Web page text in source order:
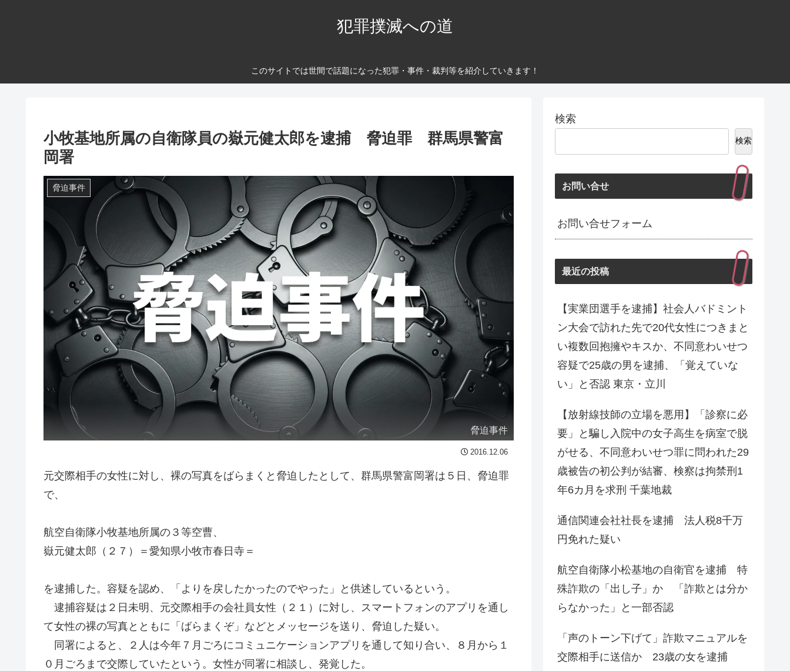
犯罪撲滅への道
このサイトでは世間で話題になった犯罪・事件・裁判等を紹介していきます！
小牧基地所属の自衛隊員の嶽元健太郎を逮捕 脅迫罪 群馬県警富
岡署
脅迫事件
脅迫事件
2016.12.06
元交際相手の女性に対し、裸の写真をばらまくと脅迫したとして、群馬県警富岡署は５日、脅迫罪
で、
航空自衛隊小牧基地所属の３等空曹、
嶽元健太郎（２７）＝愛知県小牧市春日寺＝
を逮捕した。容疑を認め、「よりを戻したかったのでやった」と供述しているという。
逮捕容疑は２日未明、元交際相手の会社員女性（２１）に対し、スマートフォンのアプリを通し
て女性の裸の写真とともに「ばらまくぞ」などとメッセージを送り、脅迫した疑い。
同署によると、２人は今年７月ごろにコミュニケーションアプリを通して知り合い、８月から１
０月ごろまで交際していたという。女性が同署に相談し、発覚した。
検索
検索
お問い合せ
お問い合せフォーム
最近の投稿
【実業団選手を逮捕】社会人バドミント
ン大会で訪れた先で20代女性につきまと
い複数回抱擁やキスか、不同意わいせつ
容疑で25歳の男を逮捕、「覚えていな
い」と否認 東京・立川
【放射線技師の立場を悪用】「診察に必
要」と騙し入院中の女子高生を病室で脱
がせる、不同意わいせつ罪に問われた29
歳被告の初公判が結審、検察は拘禁刑1
年6カ月を求刑 千葉地裁
通信関連会社社長を逮捕 法人税8千万
円免れた疑い
航空自衛隊小松基地の自衛官を逮捕 特
殊詐欺の「出し子」か 「詐欺とは分か
らなかった」と一部否認
「声のトーン下げて」詐欺マニュアルを
交際相手に送信か 23歳の女を逮捕